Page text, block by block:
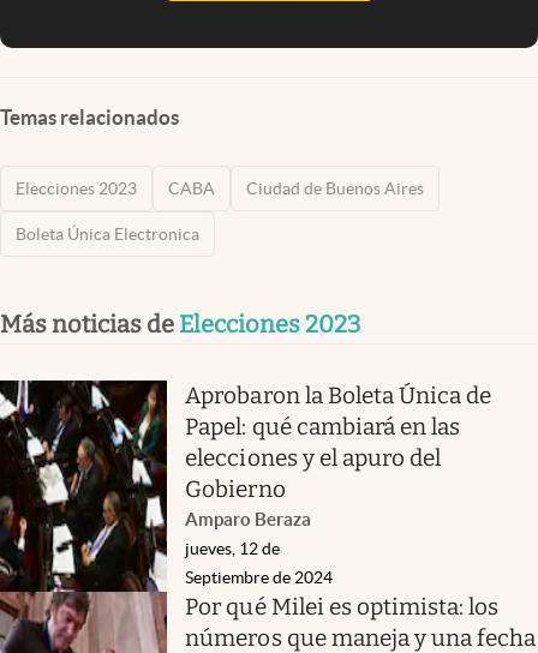
Temas relacionados
Elecciones 2023 CABA Ciudad de Buenos Aires
Boleta Única Electronica
Más noticias de Elecciones 2023
Aprobaron la Boleta Única de
Papel: qué cambiará en las
elecciones y el apuro del
Gobierno
Amparo Beraza
jueves, 12 de
Septiembre de 2024
Por qué Milei es optimista: los
números que maneja y una fecha